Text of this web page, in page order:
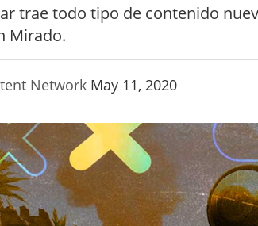
trae todo tipo de contenido
Mirado.
Network May 11, 2020